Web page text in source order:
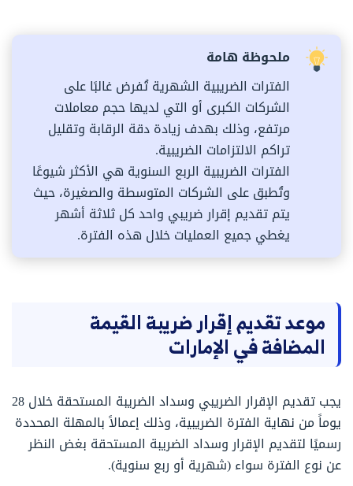
ملحوظة هامة
الفترات الضريبية الشهرية تُفرض غالبًا على
الشركات الكبرى أو التي لديها حجم معاملات
مرتفع، وذلك بهدف زيادة دقة الرقابة وتقليل
تراكم الالتزامات الضريبية.
الفترات الضريبية الربع السنوية هي الأكثر شيوعًا
وتُطبق على الشركات المتوسطة والصغيرة، حيث
يتم تقديم إقرار ضريبي واحد كل ثلاثة أشهر
يغطي جميع العمليات خلال هذه الفترة.
موعد تقديم إقرار ضريبة القيمة
المضافة في الإمارات
يجب تقديم الإقرار الضريبي وسداد الضريبة المستحقة خلال 28
يوماً من نهاية الفترة الضريبية، وذلك إعمالاً بالمهلة المحددة
رسميًا لتقديم الإقرار وسداد الضريبة المستحقة بغض النظر
عن نوع الفترة سواء (شهرية أو ربع سنوية).